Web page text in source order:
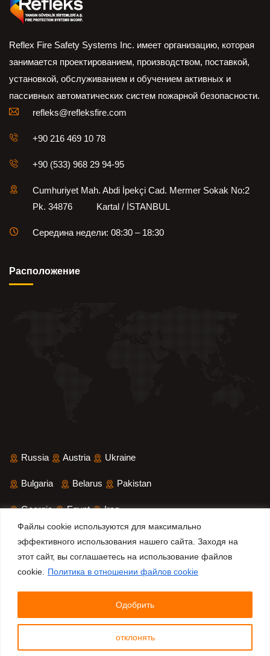
Файлы cookie используются для максимально
эффективного использования нашего сайта. Заходя на
этот сайт, вы соглашаетесь на использование файлов
cookie.
Политика в отношении файлов cookie
отклонять
Одобрить
Reflex Fire Safety Systems Inc. имеет организацию, которая
занимается проектированием, производством, поставкой,
установкой, обслуживанием и обучением активных и
пассивных автоматических систем пожарной безопасности.
+90 (533) 968 29 94-95
Cumhuriyet Mah. Abdi İpekçi Cad. Mermer Sokak No:2
Середина недели: 08:30 – 18:30
Bulgaria Belarus Pakistan
Saudi Arabia Iran Yemen
Bangladesh